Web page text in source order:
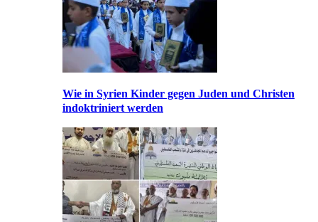
Wie in Syrien Kinder gegen Juden und Christen
indoktriniert werden